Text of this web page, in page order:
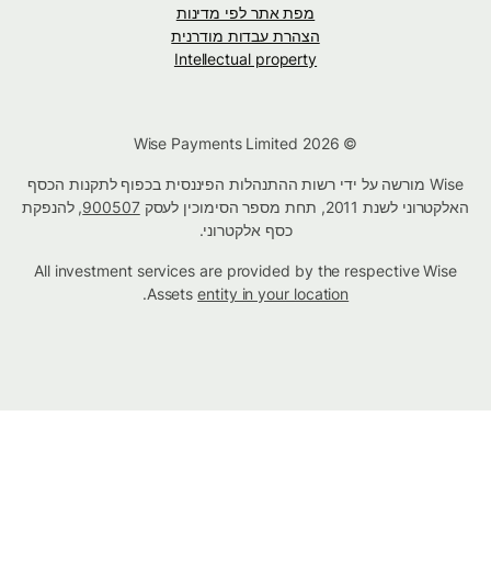
מפת אתר לפי מדינות
הצהרת עבדות מודרנית
Intellectual property
Wise מורשה על ידי רשות ההתנהלות הפיננסית בכפוף לתקנות הכסף
האלקטרוני לשנת 2011, תחת מספר הסימוכין לעסק
900507, להנפקת
כסף אלקטרוני.
All investment services are provided by the respective Wise
Assetsentity in your location
.